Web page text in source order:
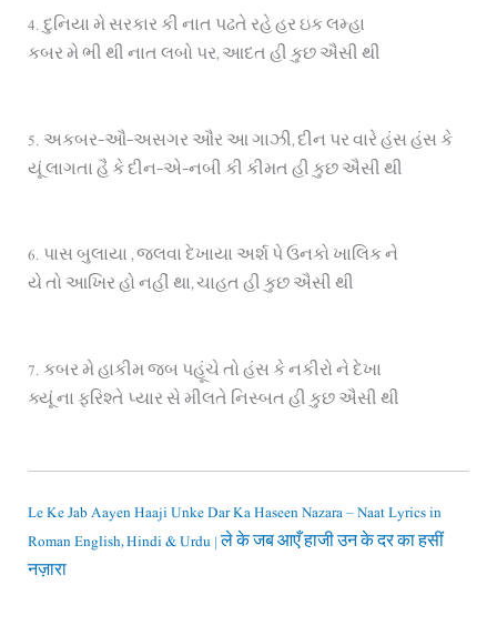
4. દુનિયા મે સરકાર કી નાત પઢતે રહે હર ઇક લમ્હા
કબર મે ભી થી નાત લબો પર, આદત હી કુછ ઐસી થી
5. અકબર-ઔ-અસગર ઔર આ ગાઝી, દીન પર વારે હંસ હંસ કે
યૂં લાગતા હૈ કે દીન-એ-નબી કી કીમત હી કુછ ઐસી થી
6. પાસ બુલાયા , જલવા દેખાયા અર્શ પે ઉનકો ખાલિક ને
યે તો આખિર હો નહીં થા, ચાહત હી કુછ ઐસી થી
7. કબર મે હાકીમ જબ પહૂંચે તો હંસ કે નકીરો ને દેખા
ક્યૂં ના ફરિશ્તે પ્યાર સે મીલતે નિસ્બત હી કુછ ઐસી થી
Le Ke Jab Aayen Haaji Unke Dar Ka Haseen Nazara – Naat Lyrics in
Roman English, Hindi & Urdu | ले के जब आएँ हाजी उन के दर का हसीं
नज़ारा